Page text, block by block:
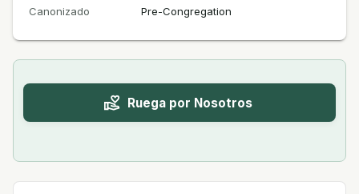
Canonizado
Pre-Congregation
Ruega por Nosotros